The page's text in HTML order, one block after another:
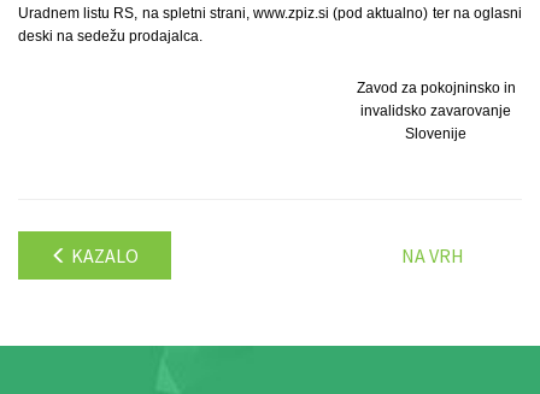
Uradnem listu RS, na spletni strani, www.zpiz.si (pod aktualno) ter na oglasni
deski na sedežu prodajalca.
Zavod za pokojninsko in
invalidsko zavarovanje
Slovenije
KAZALO NA VRH